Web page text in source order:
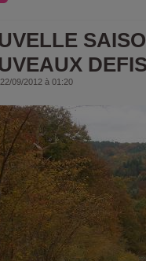
09/2012 à 01:20